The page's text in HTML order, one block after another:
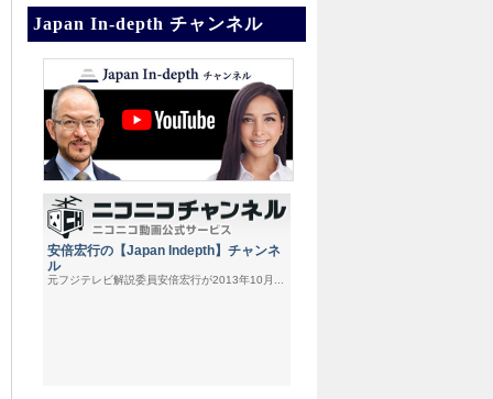
Japan In-depth チャンネル